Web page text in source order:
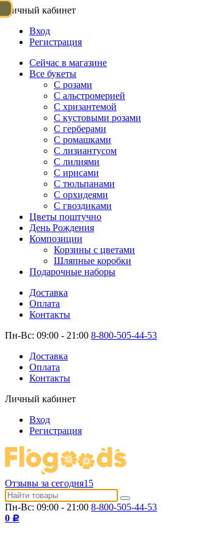
Личный кабинет
Вход
Регистрация
Сейчас в магазине
Все букеты
C розами
С альстромерией
С хризантемой
С кустовыми розами
С герберами
С ромашками
С лизиантусом
С лилиями
С ирисами
С тюльпанами
С орхидеями
С гвоздиками
Цветы поштучно
День Рождения
Композиции
Корзины с цветами
Шляпные коробки
Подарочные наборы
Доставка
Оплата
Контакты
Пн-Вс: 09:00 - 21:00 8-800-505-44-53
Доставка
Оплата
Контакты
Личный кабинет
Вход
Регистрация
Отзывы за сегодня15
Пн-Вс: 09:00 - 21:00 8-800-505-44-53
0 Р